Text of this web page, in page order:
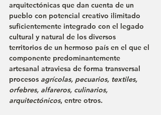
arquitectónicas que dan cuenta de un
pueblo con potencial creativo ilimitado
suficientemente integrado con el legado
cultural y natural de los diversos
territorios de un hermoso país en el que el
componente predominantemente
artesanal atraviesa de forma transversal
procesos agrícolas, pecuarios, textiles,
orfebres, alfareros, culinarios,
arquitectónicos, entre otros.